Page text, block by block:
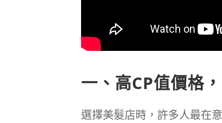
一、高CP值價格
選擇美髮店時，許多人最在